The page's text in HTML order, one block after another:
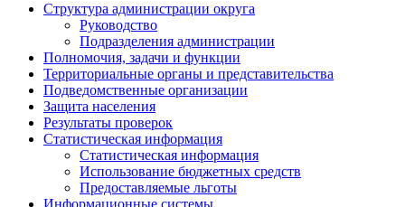
Структура администрации округа
Руководство
Подразделения администрации
Полномочия, задачи и функции
Территориальные органы и представительства
Подведомственные организации
Защита населения
Результаты проверок
Статистическая информация
Статистическая информация
Использование бюджетных средств
Предоставляемые льготы